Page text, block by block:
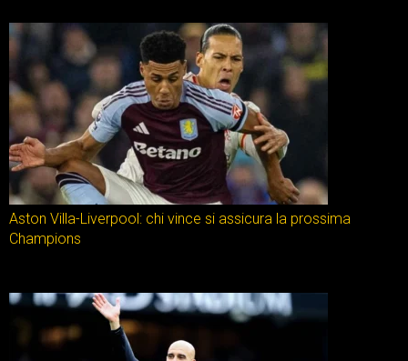
Aston Villa-Liverpool: chi vince si assicura la prossima
Champions